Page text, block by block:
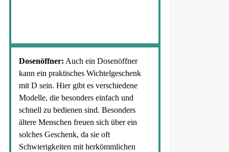
Dosenöffner: Auch ein Dosenöffner
kann ein praktisches Wichtelgeschenk
mit D sein. Hier gibt es verschiedene
Modelle, die besonders einfach und
schnell zu bedienen sind. Besonders
ältere Menschen freuen sich über ein
solches Geschenk, da sie oft
Schwierigkeiten mit herkömmlichen